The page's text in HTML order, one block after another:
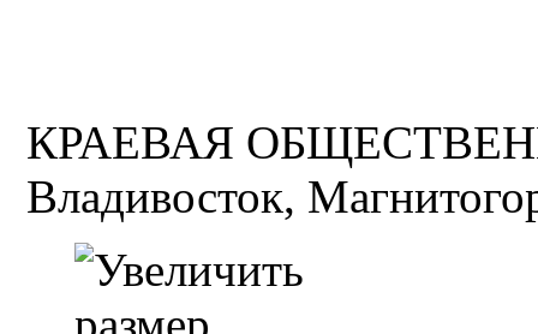
КРАЕВАЯ
Владивосток,